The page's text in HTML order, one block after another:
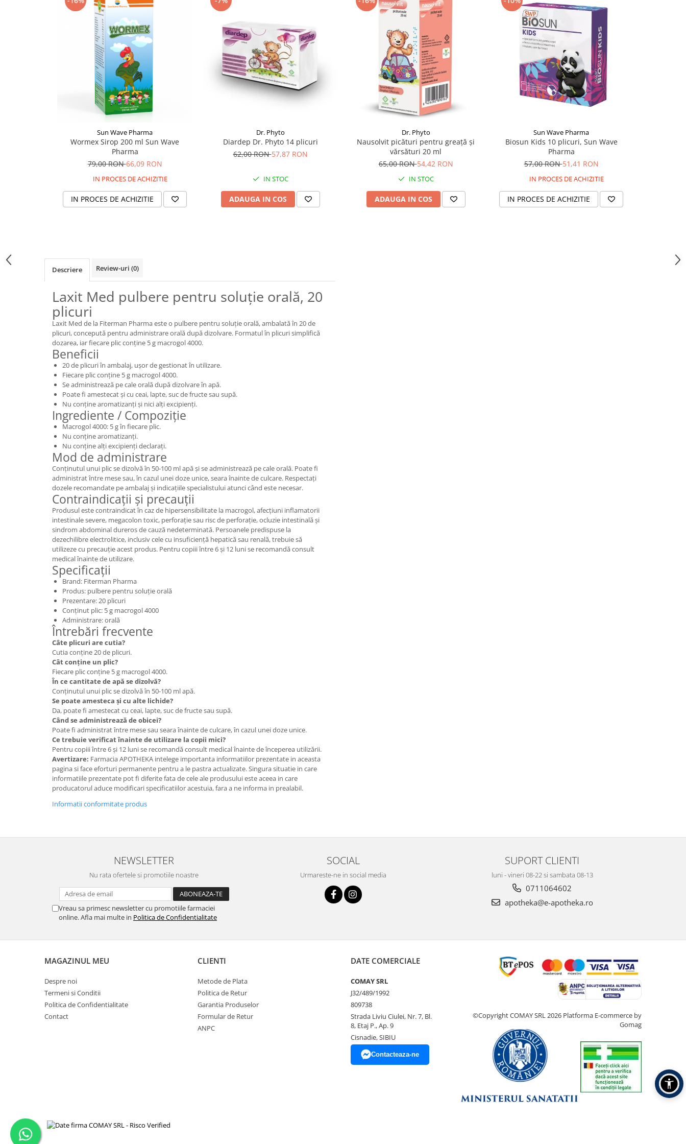
Supliment Vitamina D3
Sun Wave Pharma
Wormex Sirop 200 ml Sun Wave
Pharma
79,00 RON66,09 RON
IN PROCES DE ACHIZITIE
IN PROCES DE ACHIZITIE
Dr. Phyto
Diardep Dr. Phyto 14 plicuri
62,00 RON57,87 RON
IN STOC
ADAUGA IN COS
Dr. Phyto
Nausolvit picături pentru greață și
vărsături 20 ml
65,00 RON54,42 RON
IN STOC
ADAUGA IN COS
Sun Wave Pharma
Biosun Kids 10 plicuri, Sun Wave
Pharma
57,00 RON51,41 RON
IN PROCES DE ACHIZITIE
IN PROCES DE ACHIZITIE
Descriere Review-uri (0)
Laxit Med pulbere pentru soluție orală, 20
plicuri
Laxit Med de la Fiterman Pharma este o pulbere pentru soluție orală, ambalată în 20 de
plicuri, concepută pentru administrare orală după dizolvare. Formatul în plicuri simplifică
dozarea, iar fiecare plic conține 5 g macrogol 4000.
Beneficii
20 de plicuri în ambalaj, ușor de gestionat în utilizare.
Fiecare plic conține 5 g macrogol 4000.
Se administrează pe cale orală după dizolvare în apă.
Poate fi amestecat și cu ceai, lapte, suc de fructe sau supă.
Nu conține aromatizanți și nici alți excipienți.
Ingrediente / Compoziție
Macrogol 4000: 5 g în fiecare plic.
Nu conține aromatizanți.
Nu conține alți excipienți declarați.
Mod de administrare
Conținutul unui plic se dizolvă în 50-100 ml apă și se administrează pe cale orală. Poate fi
administrat între mese sau, în cazul unei doze unice, seara înainte de culcare. Respectați
dozele recomandate pe ambalaj și indicațiile specialistului atunci când este necesar.
Contraindicații și precauții
Produsul este contraindicat în caz de hipersensibilitate la macrogol, afecțiuni inflamatorii
intestinale severe, megacolon toxic, perforație sau risc de perforație, ocluzie intestinală și
sindrom abdominal dureros de cauză nedeterminată. Persoanele predispuse la
dezechilibre electrolitice, inclusiv cele cu insuficiență hepatică sau renală, trebuie să
utilizeze cu precauție acest produs. Pentru copiii între 6 și 12 luni se recomandă consult
medical înainte de utilizare.
Specificații
Brand: Fiterman Pharma
Produs: pulbere pentru soluție orală
Prezentare: 20 plicuri
Conținut plic: 5 g macrogol 4000
Administrare: orală
Întrebări frecvente
Câte plicuri are cutia?
Cutia conține 20 de plicuri.
Cât conține un plic?
Fiecare plic conține 5 g macrogol 4000.
În ce cantitate de apă se dizolvă?
Conținutul unui plic se dizolvă în 50-100 ml apă.
Se poate amesteca și cu alte lichide?
Da, poate fi amestecat cu ceai, lapte, suc de fructe sau supă.
Când se administrează de obicei?
Poate fi administrat între mese sau seara înainte de culcare, în cazul unei doze unice.
Ce trebuie verificat înainte de utilizare la copii mici?
Pentru copiii între 6 și 12 luni se recomandă consult medical înainte de începerea utilizării.
Avertizare: Farmacia APOTHEKA intelege importanta informatiilor prezentate in aceasta
pagina si face eforturi permanente pentru a le pastra actualizate. Singura situatie in care
informatiile prezentate pot fi diferite fata de cele ale produsului este aceea in care
producatorul aduce modificari specificatiilor acestuia, fara a ne informa in prealabil.
Informatii conformitate produs
NEWSLETTER
Nu rata ofertele si promotiile noastre
Vreau sa primesc newsletter cu promotiile farmaciei
online. Afla mai multe in Politica de Confidentialitate
SOCIAL
Urmareste-ne in social media
SUPORT CLIENTI
luni - vineri 08-22 si sambata 08-13
0711064602
apotheka@e-apotheka.ro
MAGAZINUL MEU
Despre noi
Termeni si Conditii
Politica de Confidentialitate
Contact
CLIENTI
Metode de Plata
Politica de Retur
Garantia Produselor
Formular de Retur
ANPC
DATE COMERCIALE
COMAY SRL
J32/489/1992
809738
Strada Liviu Ciulei, Nr. 7, Bl.
8, Etaj P., Ap. 9
Cisnadie, SIBIU
Contacteaza-ne
©Copyright COMAY SRL 2026 Platforma E-commerce by
Gomag